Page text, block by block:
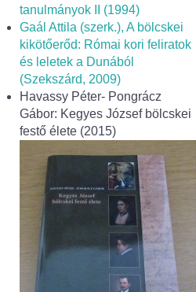
tanulmányok II (1994)
Gaál Attila (szerk.), A bölcskei
kikötőerőd: Római kori feliratok
és leletek a Dunából
(Szekszárd, 2009)
Havassy Péter- Pongrácz
Gábor: Kegyes József bölcskei
festő élete (2015)